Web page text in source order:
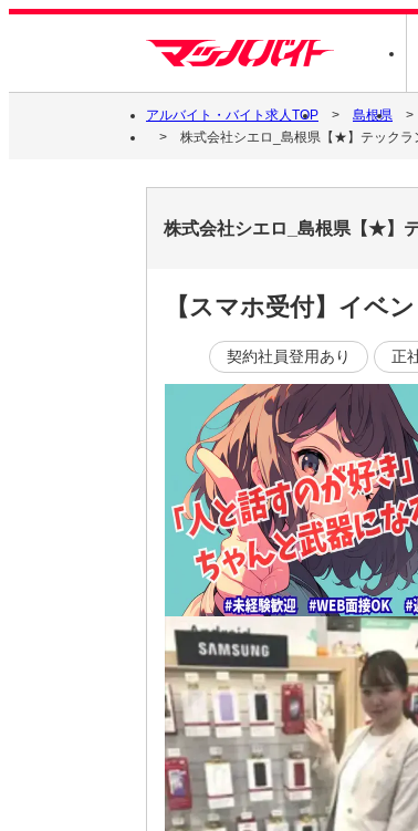
アルバイト・バイト求人TOP 島根県
株式会社シエロ_島根県【★】テックラ
株式会社シエロ_島根県【★】
【スマホ受付】イベ
契約社員登用あり 正